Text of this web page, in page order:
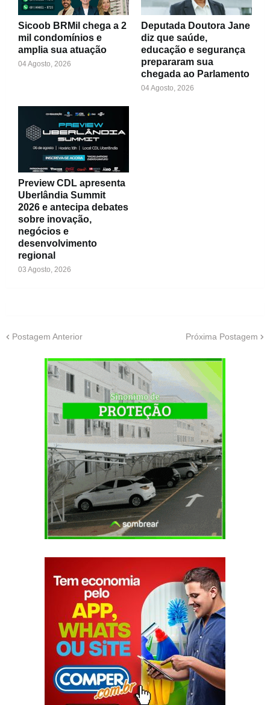
Sicoob BRMil chega a 2
mil condomínios e
amplia sua atuação
04 Agosto, 2026
Deputada Doutora Jane
diz que saúde,
educação e segurança
prepararam sua
chegada ao Parlamento
04 Agosto, 2026
Preview CDL apresenta
Uberlândia Summit
2026 e antecipa debates
sobre inovação,
negócios e
desenvolvimento
regional
03 Agosto, 2026
Postagem Anterior Próxima Postagem